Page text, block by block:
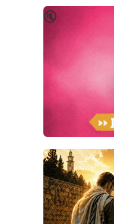
🔇